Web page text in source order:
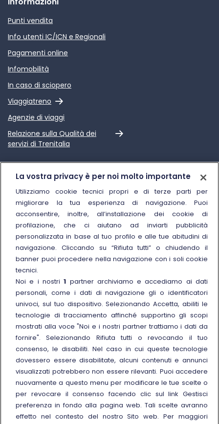
Punti vendita
Info utenti IC/ICN e Regionali
Pagamenti online
Infomobilità
In caso di sciopero
Viaggiatreno
Link esterno
Agenzie di viaggi
Relazione sulla Qualità dei
servizi di Trenitalia
Link esterno
Chi siamo
Sostenibilità
Trenitalia for Business
Manuale di Conservazione
Link esterno
Carriere
Link esterno
La Freccia Mag
Link esterno
Noleggia un treno charter
Viaggi di gruppo
Seguici sui social
© Gruppo FS Italiane 2025
Note legali
Protezione dati personali
Accessibilità
La vostra privacy è per noi molto importante
Utilizziamo cookie tecnici propri e di terze parti per
migliorare la tua esperienza di navigazione. Puoi
acconsentire, inoltre, all’installazione dei cookie di
profilazione, che ci aiutano ad inviarti pubblicità
personalizzata in base al tuo profilo e alle tue abitudini di
navigazione. Cliccando su “Rifiuta tutti” o chiudendo il
banner puoi procedere nella navigazione con i soli cookie
tecnici.
Noi e i nostri1 partner archiviamo e accediamo ai dati
personali, come i dati di navigazione gli o identificatori
univoci, sul tuo dispositivo. Selezionando Accetta, abiliti le
tecnologie di tracciamento affinché supportino gli scopi
mostrati alla voce "Noi e i nostri partner trattiamo i dati da
fornire". Selezionando Rifiuta tutti o revocando il tuo
consenso, le disabiliti. Nel caso in cui queste tecnologie
dovessero essere disabilitate, alcuni contenuti e annunci
visualizzati potrebbero non essere rilevanti. Puoi accedere
nuovamente a questo menu per modificare le tue scelte o
per revocare il consenso facendo clic sul link Gestisci
preferenza in fondo alla pagina web. Tali scelte avranno
effetto nel contesto del nostro Sito web. Per maggiori